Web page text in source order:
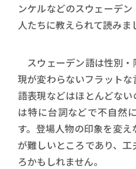
ンケルなどのスウェーデ
人たちに教えられて読みま
スウェーデン語は性別
現が変わらないフラット
語表現などはほとんどな
は特に台詞などで不自然
す。登場人物の印象を変
が難しいところであり、
ろかもしれません。